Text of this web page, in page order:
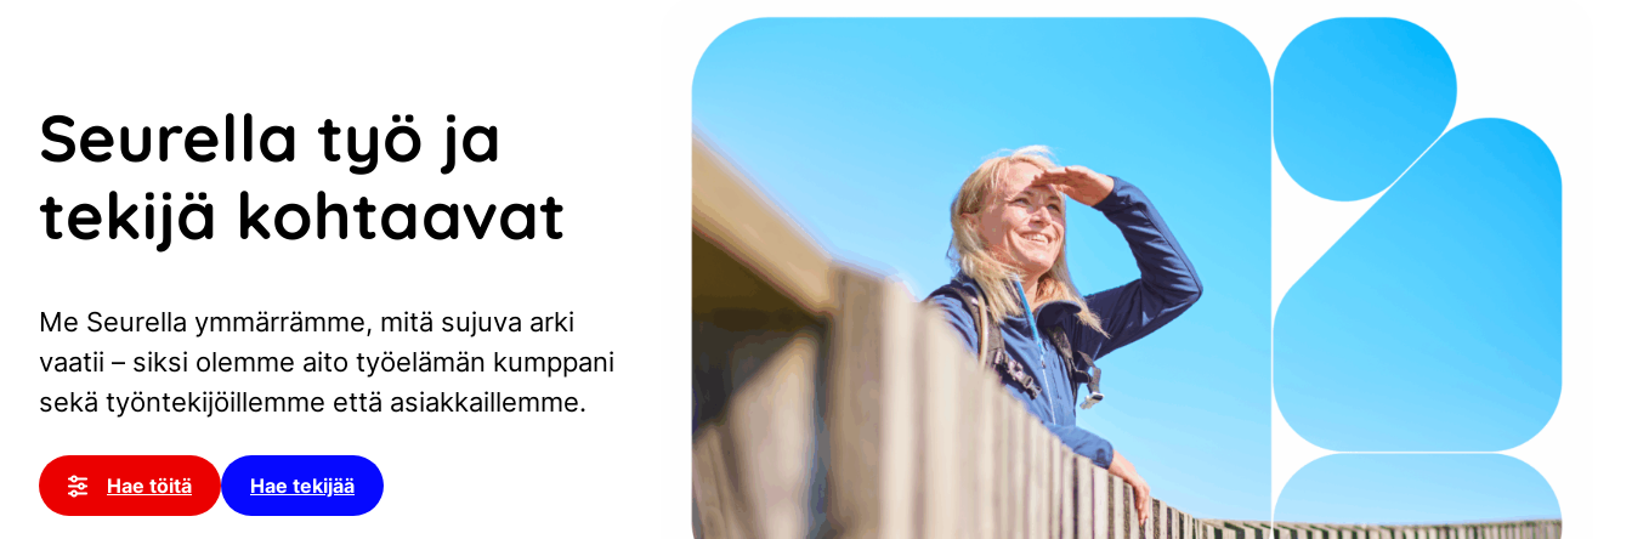
Seurella työ ja
tekijä kohtaavat
Me Seurella ymmärrämme, mitä sujuva arki
vaatii – siksi olemme aito työelämän kumppani
sekä työntekijöillemme että asiakkaillemme.
Hae töitä Hae tekijää